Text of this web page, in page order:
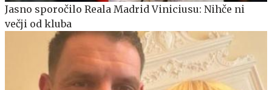
Jasno sporočilo Reala Madrid Viniciusu: Nihče ni
večji od kluba